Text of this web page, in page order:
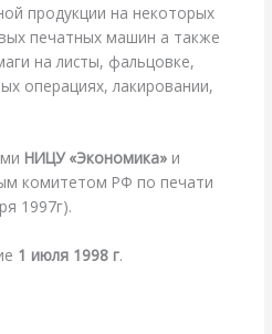
продукции на некоторых
печатных машин а также
на листы, фальцовке,
операциях, лакировании,
НИЦУ «Экономика» и
комитетом РФ по печати
1997г).
1 июля 1998 г.